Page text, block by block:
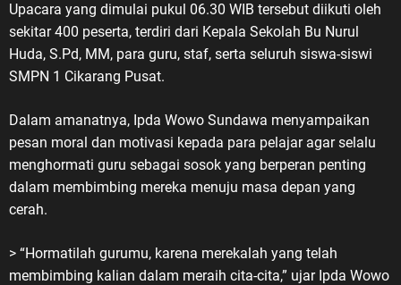
Upacara yang dimulai pukul 06.30 WIB tersebut diikuti oleh
sekitar 400 peserta, terdiri dari Kepala Sekolah Bu Nurul
Huda, S.Pd, MM, para guru, staf, serta seluruh siswa-siswi
SMPN 1 Cikarang Pusat.
Dalam amanatnya, Ipda Wowo Sundawa menyampaikan
pesan moral dan motivasi kepada para pelajar agar selalu
menghormati guru sebagai sosok yang berperan penting
dalam membimbing mereka menuju masa depan yang
cerah.
> “Hormatilah gurumu, karena merekalah yang telah
membimbing kalian dalam meraih cita-cita,” ujar Ipda Wowo